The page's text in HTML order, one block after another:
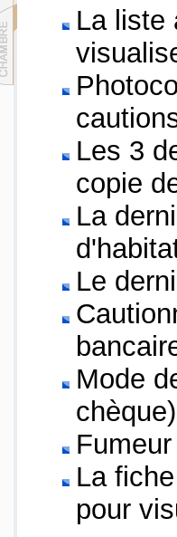
La liste
Les 3
copie
La
Le
Mode
chèque)
La
pour